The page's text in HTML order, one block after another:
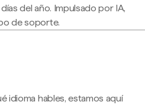
del año. Impulsado por IA,
de soporte.
idioma hables, estamos aquí